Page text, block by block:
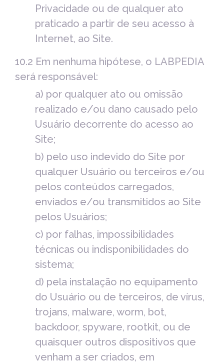
Privacidade ou de qualquer ato
praticado a partir de seu acesso à
Internet, ao Site.
10.2 Em nenhuma hipótese, o LABPEDIA
será responsável:
a) por qualquer ato ou omissão
realizado e/ou dano causado pelo
Usuário decorrente do acesso ao
Site;
b) pelo uso indevido do Site por
qualquer Usuário ou terceiros e/ou
pelos conteúdos carregados,
enviados e/ou transmitidos ao Site
pelos Usuários;
c) por falhas, impossibilidades
técnicas ou indisponibilidades do
sistema;
d) pela instalação no equipamento
do Usuário ou de terceiros, de vírus,
trojans, malware, worm, bot,
backdoor, spyware, rootkit, ou de
quaisquer outros dispositivos que
venham a ser criados, em